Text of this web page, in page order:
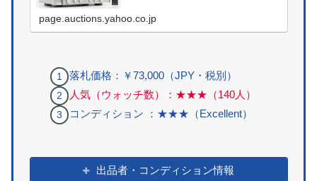
page.auctions.yahoo.co.jp
落札価格：￥73,000（JPY・税別）
人気（ウォッチ数）：★★★（140人）
コンディション ：★★★（Excellent）
出品者・コンディション情報